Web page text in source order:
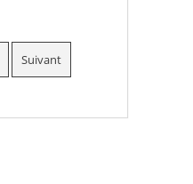
Suivant